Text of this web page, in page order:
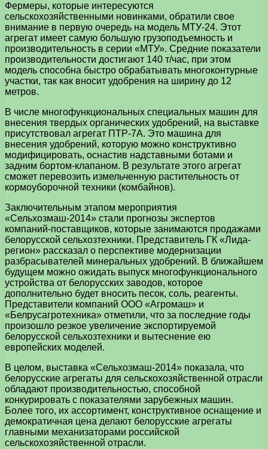
Фермеры, которые интересуются
сельскохозяйственными новинками, обратили свое
внимание в первую очередь на модель МТУ-24. Этот
агрегат имеет самую большую грузоподъемность и
производительность в серии «МТУ». Средние показатели
производительности достигают 140 т/час, при этом
модель способна быстро обрабатывать многоконтурные
участки, так как вносит удобрения на ширину до 12
метров.
В числе многофункциональных специальных машин для
внесения твердых органических удобрений, на выставке
присутствовал агрегат ПТР-7А. Это машина для
внесения удобрений, которую можно конструктивно
модифицировать, оснастив надставными ботами и
задним бортом-клапаном. В результате этого агрегат
сможет перевозить измельченную растительность от
кормоуборочной техники (комбайнов).
Заключительным этапом мероприятия
«Сельхозмаш-2014» стали прогнозы экспертов
компаний-поставщиков, которые занимаются продажами
белорусской сельхозтехники. Представитель ГК «Лида-
регион» рассказал о перспективе модернизации
разбрасывателей минеральных удобрений. В ближайшем
будущем можно ожидать выпуск многофункционального
устройства от белорусских заводов, которое
дополнительно будет вносить песок, соль, реагенты.
Представители компаний ООО «Агромаш» и
«Белрусагротехника» отметили, что за последние годы
произошло резкое увеличение экспортируемой
белорусской сельхозтехники и вытеснение ею
европейских моделей.
В целом, выставка «Сельхозмаш-2014» показала, что
белорусские агрегаты для сельскохозяйственной отрасли
обладают производительностью, способной
конкурировать с показателями зарубежных машин.
Более того, их ассортимент, конструктивное оснащение и
демократичная цена делают белорусские агрегаты
главными механизаторами российской
сельскохозяйственной отрасли.